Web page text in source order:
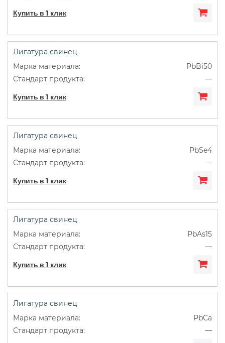
Купить в 1 клик
Лигатура свинец
PbBi50
—
Купить в 1 клик
Лигатура свинец
PbSe4
—
Купить в 1 клик
Лигатура свинец
PbAs15
—
Купить в 1 клик
Лигатура свинец
PbCa
—